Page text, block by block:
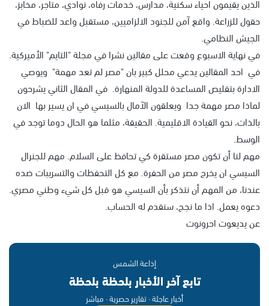
حقول للزراعة. واقع آمن للجنود الالزاميين، مستقبل واعد للضباط في
الجيش النظامي.
في نهاية الاسبوع وقعت على مقالين نشرا في مجلة "التايم" الأميركية.
في احد المقالين يدعي محلل كبير بان "مصر لم تعد مهمة" ويوصي
الادارة بتقليص المساعدة للدولة المنهارة. في المقال الثاني يشرحون
لماذا مصر مهمة جدا ويعلقون الآمال بالسيسي في ان يسير بها الان
بالذات، نحو القيادة الاقليمية. الحقيقة، مثلما هو الحال دوما توجد في
الوسط.
مهم لنا أن تكون مصر مستقرة كي تحافظ على السلام. مهم للجنرال
السيسي ان يخرج مصر من الحفرة. مع كل التحفظات والتسريبات ضده
عندنا، من المهم أن نتذكر بأن السيسي هو قبل كل شيء وطني مصري.
دعوه يعمل. اذا ما نجح، سنقدم له الحساب.
عن يديعوت احرونوت
إذاعة الشمس
تابع آخر الأخبار بلحظة بلحظة
أخبار عاجلة · تقارير حصرية · مباشر